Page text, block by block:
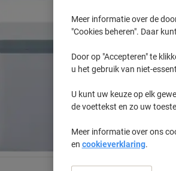
Meer informatie over de
"Cookies beheren". Daar
Door op "Accepteren" te
u het gebruik van niet-
U kunt uw keuze op elk
de voettekst en zo uw
Meer informatie over ons
en cookieverklaring.